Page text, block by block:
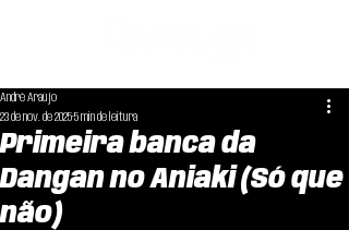
Primeira banca da
Dangan no Aniaki (Só que
não)
André Araújo
23 de nov. de 20255 min de leitura